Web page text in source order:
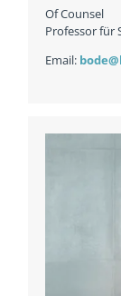
Of Counsel
Professor für
Email: